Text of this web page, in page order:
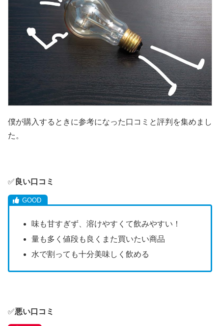
僕が購入するときに参考になった口コミと評判を集めまし
た。
✅ 良い口コミ
味も甘すぎず、溶けやすくて飲みやすい！
量も多く値段も良くまた買いたい商品
水で割っても十分美味しく飲める
✅悪い口コミ